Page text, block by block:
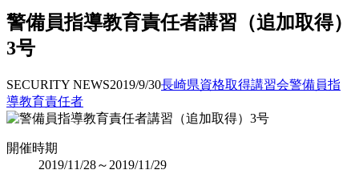
警備員指導教育責任者講習（追加取得）
3号
SECURITY NEWS2019/9/30長崎県資格取得講習会警備員指
導教育責任者
開催時期
2019/11/28～2019/11/29